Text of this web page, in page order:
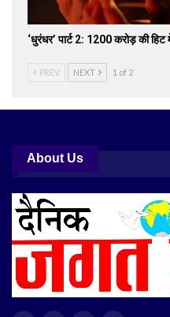
‘धुरंधर’ पार्ट 2: 1200 करोड़ की हिट
PREV NEXT 1 of 2
About Us